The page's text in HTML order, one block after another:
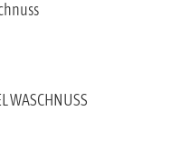
WASCHNUSS